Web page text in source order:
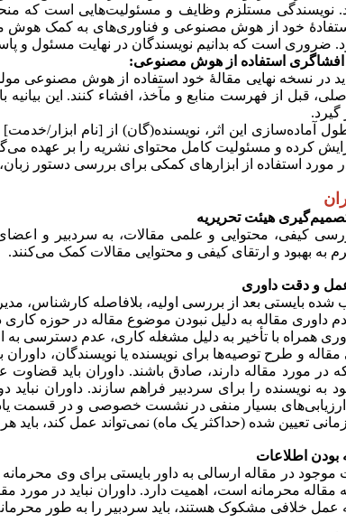
نویسندگی مستلزم وظایف و مسئولیت‌هایی است که
خود از هوش مصنوعی و فناوری‌های به کمک هوش
ضروری است که بدانیم نویسندگان در نهایت مسئول و
افشاگری استفاده از هوش مصنوعی:
در نسخه نهایی مقالۀ خود استفاده از هوش مصنوعی
قبل از فهرست منابع و مآخذ، افشاء کنند. این بیانیه
گیرد.
آماده‌سازی این اثر، نویسنده(گان) از [نام ابزار/
کرده و مسئولیت کامل محتوای نشریه را بر عهده
در مورد استفاده از ابزارهای کمکی برای بررسی دستور
هیئت تحریریه
کیفی، محتوایی و علمی مقالات، به سردبیر و
به بهبود و ارتقای کیفی و محتوایی مقالات کمک می‌کنند.
و دقت داوری
شده بایستی بعد از بررسی اولیه، بلافاصله کارشناس،
داوری مقاله به دلیل نبودن موضوع مقاله در حوزه کاری
همراه با تأخیر به دلیل مشغله کاری، عدم دسترسی به
و طرح توصیه‌ها برای نویسنده یا نویسندگان، داوران
در مورد مقاله دارند، صادق باشند. داوران باید
به نویسنده را برای سردبیر فراهم سازند. داوران
بسیار منفی در نشست خصوصی و در قسمت
تعیین شده (حداکثر یک ماه) نمی‌تواند عمل کند، باید
بودن اطلاعات
موجود در مقاله ارسالی به داور بایستی برای وی
مقاله محرمانه است، اهمیت دارد. داوران نباید در مورد
عمل خلافی مشکوک هستند، باید سردبیر را به طور